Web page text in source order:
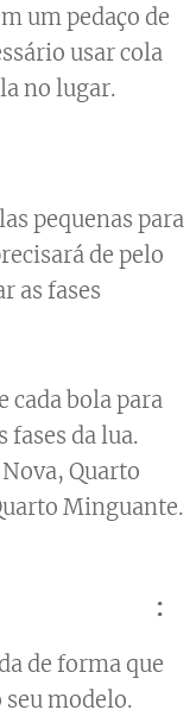
um pedaço de
usar cola
no lugar.
pequenas para
de pelo
as fases
cada bola para
fases da lua.
Quarto
Minguante.
🌑🌒🌓🌔🌕:
de forma que
modelo.